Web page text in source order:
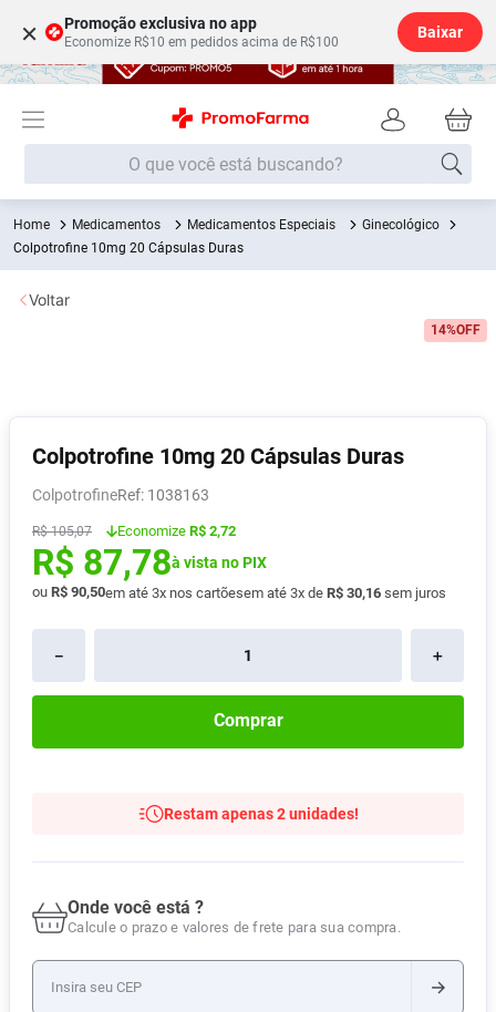
× Promoção exclusiva no app
Economize R$10 em pedidos acima de R$100
Baixar
O que você está buscando?
Medicamentos Medicamentos Especiais
Ginecológico
Colpotrofine 10mg 20 Cápsulas Duras
14%OFF
Colpotrofine 10mg 20 Cápsulas Duras
Colpotrofine : 1038163
R$ 105,07 Economize R$ 2,72
R$ 87,78à vista no PIX
ou R$ 90,50em até 3x nos cartõesem até 3x de R$ 30,16 sem juros
＋
－
Comprar
Restam apenas 2 unidades!
Onde você está ?
Calcule o prazo e valores de frete para sua compra.
Voltar
Termos mais buscados
1º Fralda
2
5º Fralda G
6º Shampoo
7º Desodorante
8 º Absorvente
9 Lavitan
10º Vitamina D